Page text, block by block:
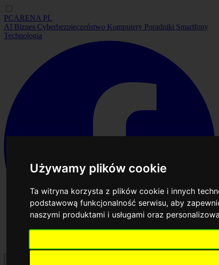
Używamy plików cookie
Ta witryna korzysta z plików cookie i innych
podstawową funkcjonalność serwisu,aby
naszymi produktami i usługami oraz
PCARENA PL
AI Biznes Cyberbezpieczeństwo Komputery Poradniki Smartfony
Technologia